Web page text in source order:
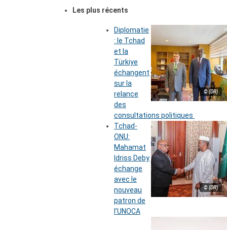
Les plus récents
© (DR)
Diplomatie
: le Tchad
et la
Türkiye
échangent
sur la
relance
des
consultations politiques
© (DR)
Tchad-
ONU:
Mahamat
Idriss Deby
échange
avec le
nouveau
patron de
l’UNOCA